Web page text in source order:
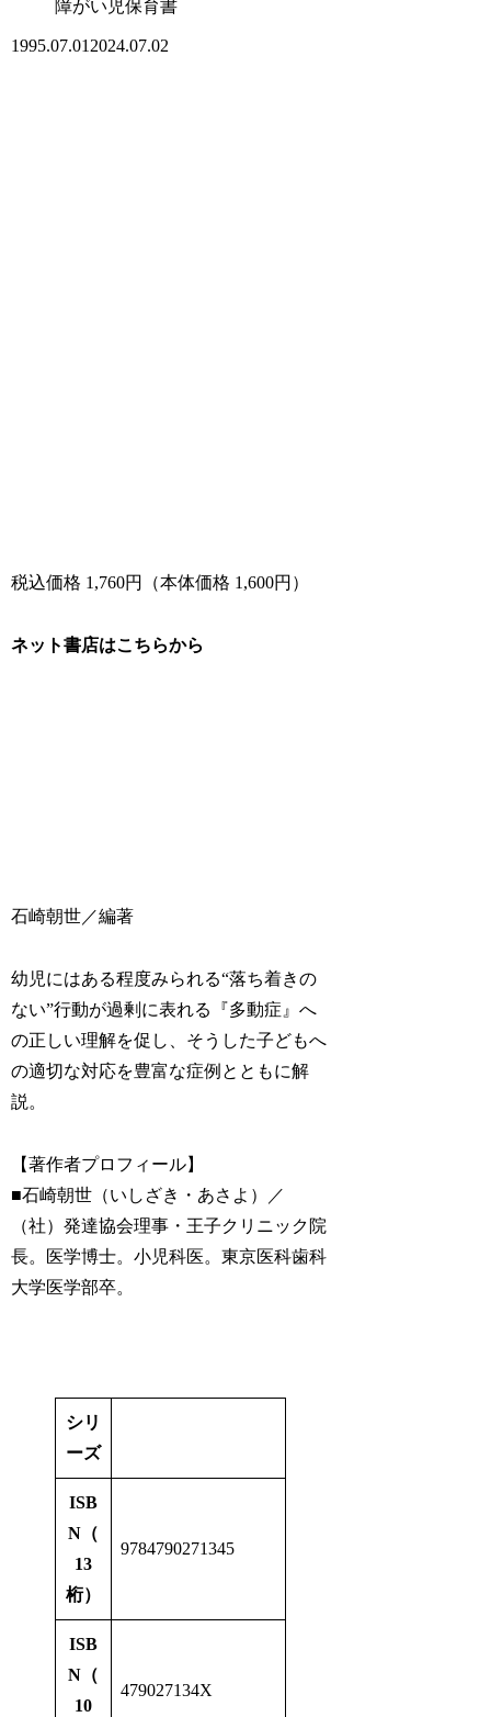
障がい児保育書
1995.07.012024.07.02
税込価格 1,760円（本体価格 1,600円）
ネット書店はこちらから
石崎朝世／編著
幼児にはある程度みられる“落ち着きの
ない”行動が過剰に表れる『多動症』へ
の正しい理解を促し、そうした子どもへ
の適切な対応を豊富な症例とともに解
説。
【著作者プロフィール】
■石崎朝世（いしざき・あさよ）／
（社）発達協会理事・王子クリニック院
長。医学博士。小児科医。東京医科歯科
大学医学部卒。
シリ
ーズ
ISB
N（
13
桁）
9784790271345
ISB
N（
10
479027134X